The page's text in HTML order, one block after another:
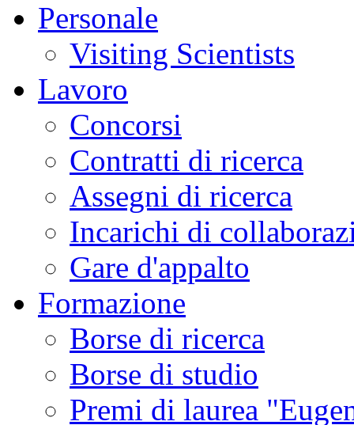
Personale
Visiting Scientists
Lavoro
Concorsi
Contratti di ricerca
Assegni di ricerca
Incarichi di
Gare d'appalto
Formazione
Borse di ricerca
Borse di studio
Premi di laurea